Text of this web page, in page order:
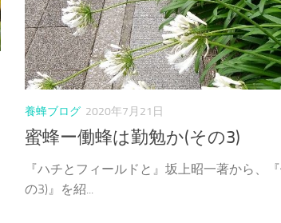
養蜂ブログ 2020年7月21日
蜜蜂ー働蜂は勤勉か(その3)
『ハチとフィールドと』坂上昭一著から、
の3)』を紹...